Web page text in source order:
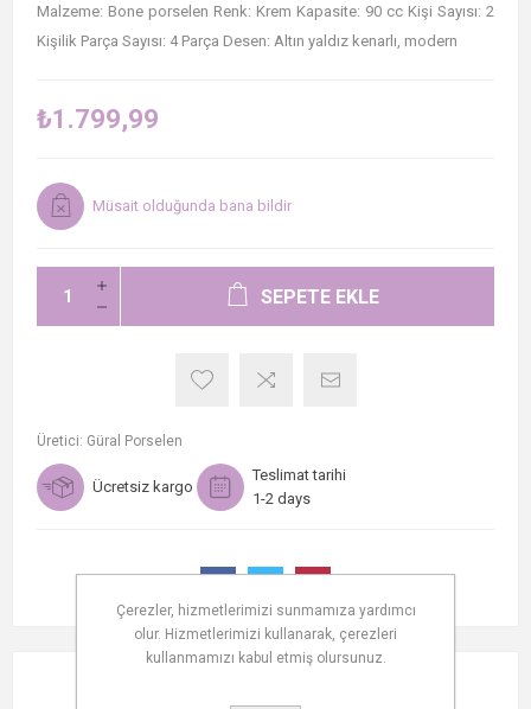
Malzeme: Bone porselen Renk: Krem Kapasite: 90 cc Kişi Sayısı: 2
Kişilik Parça Sayısı: 4 Parça Desen: Altın yaldız kenarlı, modern
₺1.799,99
Müsait olduğunda bana bildir
SEPETE EKLE
Üretici: Güral Porselen
Ücretsiz kargo
Teslimat tarihi
1-2 days
Çerezler, hizmetlerimizi sunmamıza yardımcı
olur. Hizmetlerimizi kullanarak, çerezleri
kullanmamızı kabul etmiş olursunuz.